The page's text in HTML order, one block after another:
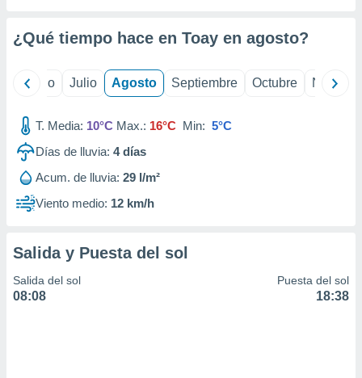
publicidad
de
¿Qué tiempo hace en Toay en agosto?
Junio Julio Agosto Septiembre Octubre
T. Media: 10°C Max.: 16°C Min: 5°C
Días de lluvia: 4días
Acum. de lluvia: 29 l/m²
Viento medio: 12 km/h
Salida y Puesta del sol
Salida del sol
08:08
Puesta del sol
18:38